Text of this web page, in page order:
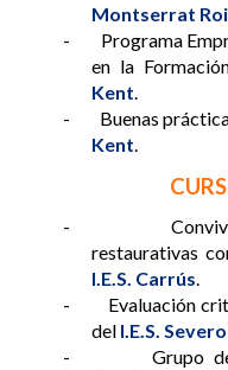
Montserrat
- Programa
en la
Kent
- Buenas
Kent
- Convivencia
restaurativas
I.E.S. Carrús.
- Evaluación
del I.E.S.
- Grupo de